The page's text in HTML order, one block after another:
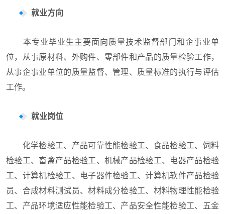
就业方向
本专业毕业生主要面向质量技术监督部门和企事业单
位，从事原材料、外购件、零部件和产品的质量检验工作，
从事企事业单位的质量监督、管理、质量标准的执行与评估
工作。
就业岗位
化学检验工、产品可靠性能检验工、食品检验工、饲料
检验工、畜禽产品检验工、机械产品检验工、电器产品检验
工、计算机检验工、电子器件检验工、计算机软件产品检验
员、合成材料测试员、材料成分检验工、材料物理性能检验
工、产品环境适应性能检验工、产品安全性能检验工、五金